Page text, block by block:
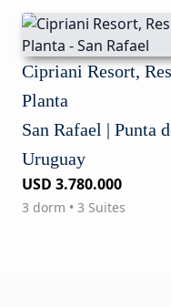
Cipriani Resort,
Planta
San Rafael | Punta
Uruguay
USD 3.780.000
3 dorm • 3 Suites